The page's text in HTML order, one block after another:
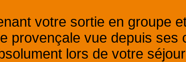
votre sortie en groupe
provençale vue depuis ses
lors de votre